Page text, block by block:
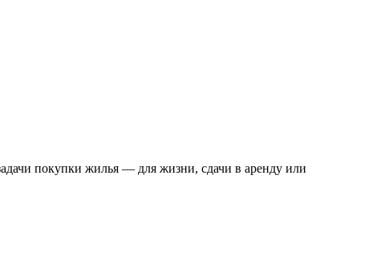
покупки жилья — для жизни, сдачи в аренду или